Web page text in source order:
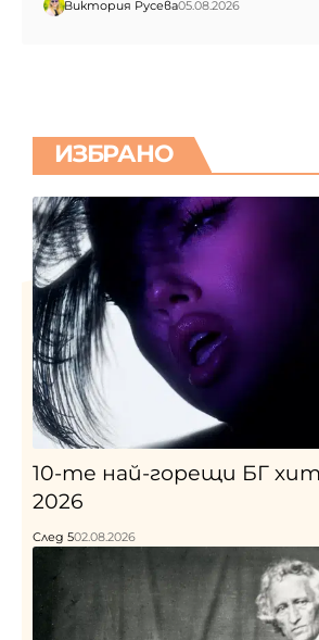
Виктория Русева05.08.2026
ИЗБРАНО
10-те най-горещи БГ
2026
След 502.08.2026